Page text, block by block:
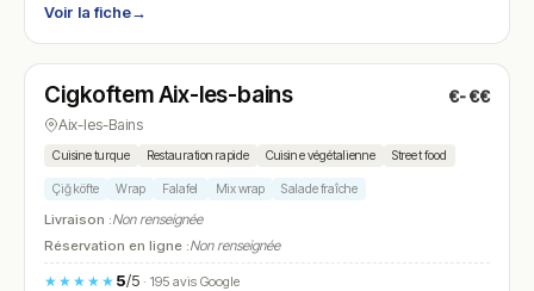
Voir la fiche→
N° 14
Cigkoftem Aix-les-bains €-€€
Aix-les-Bains
Cuisine turque Restauration rapide Cuisine végétalienne Street food
Çiğ köfte Wrap Falafel Mix wrap Salade fraîche
Livraison :Non renseignée
Réservation en ligne :Non renseignée
★★★★★ 5/5· 195 avis Google